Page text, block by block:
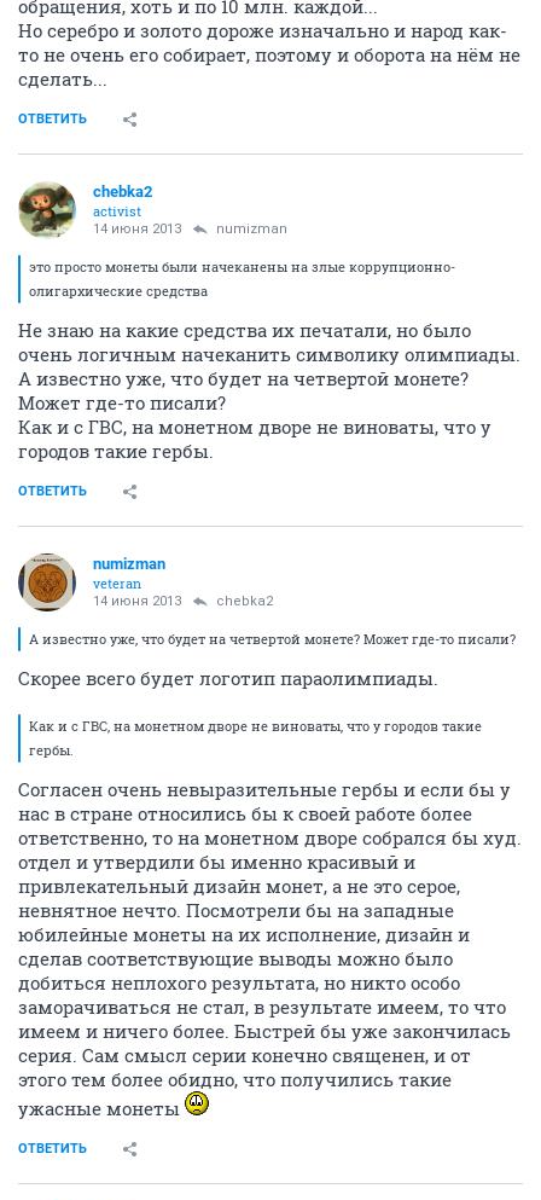
обращения, хоть и по 10 млн. каждой...
Но серебро и золото дороже изначально и народ как-
то не очень его собирает, поэтому и оборота на нём не
сделать...
ОТВЕТИТЬ
chebka2
activist
14 июня 2013 numizman
это просто монеты были начеканены на злые коррупционно-
олигархические средства
Не знаю на какие средства их печатали, но было
очень логичным начеканить символику олимпиады.
А известно уже, что будет на четвертой монете?
Может где-то писали?
Как и с ГВС, на монетном дворе не виноваты, что у
городов такие гербы.
ОТВЕТИТЬ
numizman
veteran
14 июня 2013 chebka2
А известно уже, что будет на четвертой монете? Может где-то писали?
Скорее всего будет логотип параолимпиады.
Как и с ГВС, на монетном дворе не виноваты, что у городов такие
гербы.
Согласен очень невыразительные гербы и если бы у
нас в стране относились бы к своей работе более
ответственно, то на монетном дворе собрался бы худ.
отдел и утвердили бы именно красивый и
привлекательный дизайн монет, а не это серое,
невнятное нечто. Посмотрели бы на западные
юбилейные монеты на их исполнение, дизайн и
сделав соответствующие выводы можно было
добиться неплохого результата, но никто особо
заморачиваться не стал, в результате имеем, то что
имеем и ничего более. Быстрей бы уже закончилась
серия. Сам смысл серии конечно священен, и от
этого тем более обидно, что получились такие
ужасные монеты
ОТВЕТИТЬ